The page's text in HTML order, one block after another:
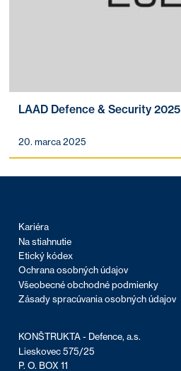
LAAD Defence & Security 2025
20. marca 2025
Kariéra
Na stiahnutie
Etický kódex
Ochrana osobných údajov
Všeobecné obchodné podmienky
Zásady spracúvania osobných údajov
KONŠTRUKTA - Defence, a.s.
Lieskovec 575/25
P. O. BOX 11